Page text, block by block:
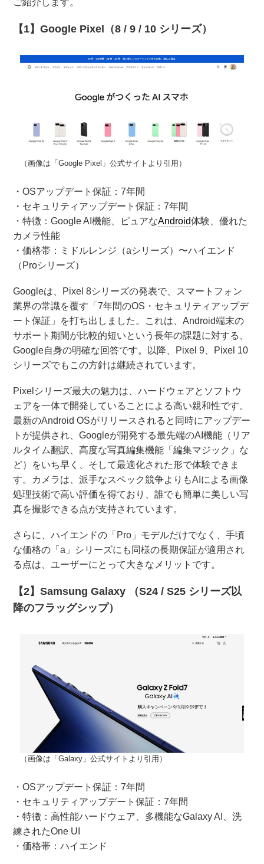
【1】Google Pixel（8 / 9 / 10 シリーズ）
（画像は「Google Pixel」公式サイトより引用）
・OSアップデート保証：7年間
・セキュリティアップデート保証：7年間
・特徴：Google AI機能、ピュアなAndroid体験、優れた
カメラ性能
・価格帯：ミドルレンジ（aシリーズ）〜ハイエンド
（Proシリーズ）
Googleは、Pixel 8シリーズの発表で、スマートフォン
業界の常識を覆す「7年間のOS・セキュリティアップデ
ート保証」を打ち出しました。これは、Android端末の
サポート期間が比較的短いという長年の課題に対する、
Google自身の明確な回答です。以降、Pixel 9、Pixel 10
シリーズでもこの方針は継続されています。
Pixelシリーズ最大の魅力は、ハードウェアとソフトウ
ェアを一体で開発していることによる高い親和性です。
最新のAndroid OSがリリースされると同時にアップデー
トが提供され、Googleが開発する最先端のAI機能（リア
ルタイム翻訳、高度な写真編集機能「編集マジック」な
ど）をいち早く、そして最適化された形で体験できま
す。カメラは、派手なスペック競争よりもAIによる画像
処理技術で高い評価を得ており、誰でも簡単に美しい写
真を撮影できる点が支持されています。
さらに、ハイエンドの「Pro」モデルだけでなく、手頃
な価格の「a」シリーズにも同様の長期保証が適用され
る点は、ユーザーにとって大きなメリットです。
【2】Samsung Galaxy （S24 / S25 シリーズ以
降のフラッグシップ）
（画像は「Galaxy」公式サイトより引用）
・OSアップデート保証：7年間
・セキュリティアップデート保証：7年間
・特徴：高性能ハードウェア、多機能なGalaxy AI、洗
練されたOne UI
・価格帯：ハイエンド